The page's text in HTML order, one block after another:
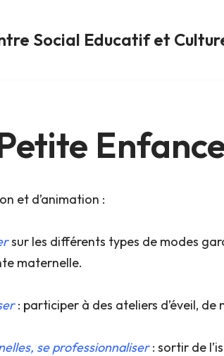
Social Educatif et
et d’animation :
sur les différents types de modes
maternelle.
: participer à des ateliers d’éveil,
se professionnaliser: sortir de